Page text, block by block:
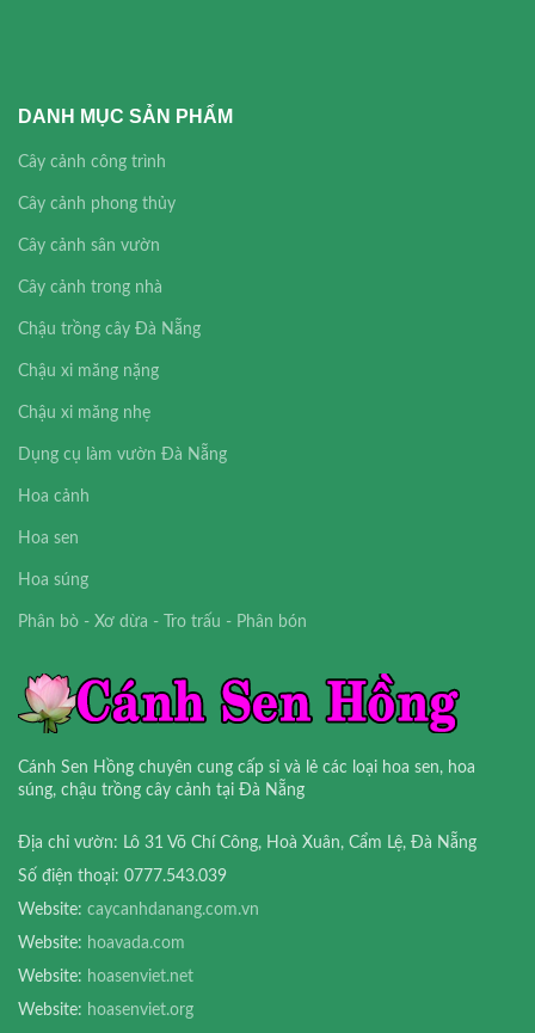
DANH MỤC SẢN PHẨM
Cây cảnh công trình
Cây cảnh phong thủy
Cây cảnh sân vườn
Cây cảnh trong nhà
Chậu trồng cây Đà Nẵng
Chậu xi măng nặng
Chậu xi măng nhẹ
Dụng cụ làm vườn Đà Nẵng
Hoa cảnh
Hoa sen
Hoa súng
Phân bò - Xơ dừa - Tro trấu - Phân bón
Cánh Sen Hồng chuyên cung cấp sỉ và lẻ các loại hoa sen, hoa
súng, chậu trồng cây cảnh tại Đà Nẵng
Địa chỉ vườn: Lô 31 Võ Chí Công, Hoà Xuân, Cẩm Lệ, Đà Nẵng
Số điện thoại: 0777.543.039
Website: caycanhdanang.com.vn
Website: hoavada.com
Website: hoasenviet.net
Website: hoasenviet.org